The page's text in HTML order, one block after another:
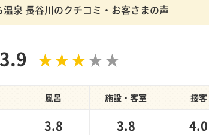
泉 長谷川のクチコミ・お客さまの声
3.9
風呂 施設・客室 接客
3.8 3.8 4.0